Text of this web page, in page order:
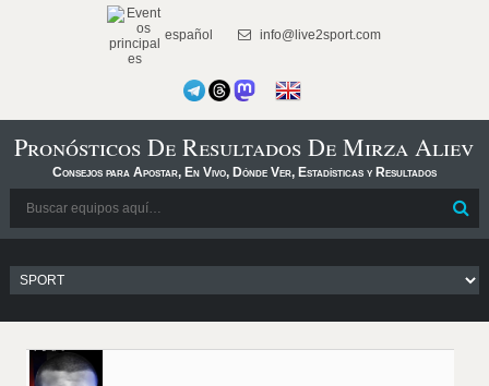
español info@live2sport.com
Pronósticos De Resultados De Mirza Aliev
Consejos para Apostar, En Vivo, Dónde Ver, Estadísticas y Resultados